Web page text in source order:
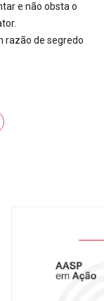
e não obsta o
razão de segredo